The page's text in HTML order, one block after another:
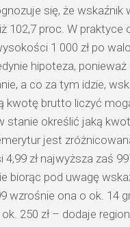
się, że wskaźnik
102,7 proc. W
1 000 zł po
hipoteza,
a co za tym idzie,
kwotę brutto liczyć
stanie określić jaką
jest
zł najwyższa zaś
biorąc pod uwagę
wzrośnie ona o ok. 14
250 zł – dodaje